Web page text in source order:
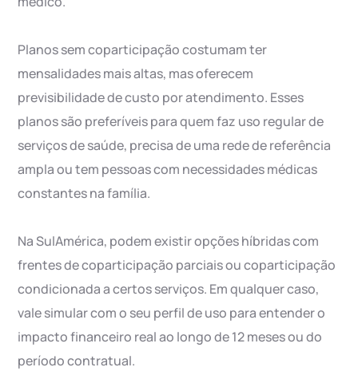
Planos sem coparticipação costumam ter
mensalidades mais altas, mas oferecem
previsibilidade de custo por atendimento. Esses
planos são preferíveis para quem faz uso regular de
serviços de saúde, precisa de uma rede de referência
ampla ou tem pessoas com necessidades médicas
constantes na família.
Na SulAmérica, podem existir opções híbridas com
frentes de coparticipação parciais ou coparticipação
condicionada a certos serviços. Em qualquer caso,
vale simular com o seu perfil de uso para entender o
impacto financeiro real ao longo de 12 meses ou do
período contratual.